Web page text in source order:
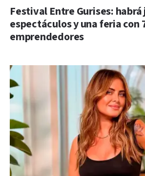
Festival Entre Gurises:
espectáculos y una feria con
emprendedores